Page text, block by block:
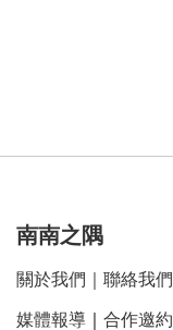
南南之隅
關於我們 聯絡我們
媒體報導 合作邀約